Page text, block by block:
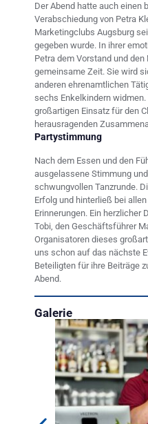
Der Abend hatte auch einen
Verabschiedung von Petra
Marketingclubs Augsburg
gegeben wurde. In ihrer
Petra dem Vorstand und
gemeinsame Zeit. Sie wird
anderen ehrenamtlichen
sechs Enkelkindern
großartigen Einsatz für den
herausragenden
Partystimmung
Nach dem Essen und den
ausgelassene Stimmung
schwungvollen Tanzrunde.
Erfolg und hinterließ bei
Erinnerungen. Ein herzlicher
Tobi, den Geschäftsführer
Organisatoren dieses
uns schon auf das nächste
Beteiligten für ihre Beiträge
Abend.
Galerie